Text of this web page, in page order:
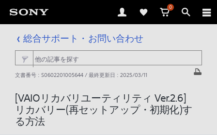
0
総合サポート・お問い合わせ
文書番号 : S0602201005644 / 最終更新日 : 2025/03/11
[VAIOリカバリユーティリティ Ver.2.6]
リカバリー(再セットアップ・初期化)す
る方法